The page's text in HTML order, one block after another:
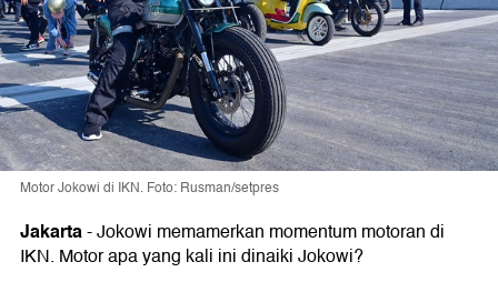
Motor Jokowi di IKN. Foto: Rusman/setpres
Jakarta-Jokowi memamerkan momentum motoran di
IKN. Motor apa yang kali ini dinaiki Jokowi?